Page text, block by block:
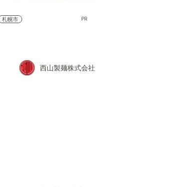
札幌市 PR
西山製麺株式会社